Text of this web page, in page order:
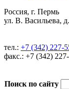
Россия, г. Пермь
ул. В. Васильева,
тел.: +7 (342) 227-
факс.: +7 (342)
Поиск по сайту